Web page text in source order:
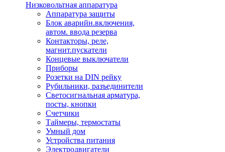
Низковольтная аппаратура
Аппаратура защиты
Блок аварийн.включения,
автом. ввода резерва
Контакторы, реле,
магнит.пускатели
Концевые выключатели
Приборы
Розетки на DIN рейку
Рубильники, разъединители
Светосигнальная арматура,
посты, кнопки
Счетчики
Таймеры, термостаты
Умный дом
Устройства питания
Электродвигатели